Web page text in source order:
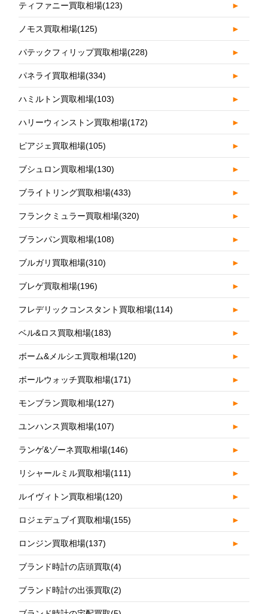
ティファニー買取相場(123) ►
ノモス買取相場(125) ►
パテックフィリップ買取相場(228) ►
パネライ買取相場(334) ►
ハミルトン買取相場(103) ►
ハリーウィンストン買取相場(172) ►
ピアジェ買取相場(105) ►
ブシュロン買取相場(130) ►
ブライトリング買取相場(433) ►
フランクミュラー買取相場(320) ►
ブランパン買取相場(108) ►
ブルガリ買取相場(310) ►
ブレゲ買取相場(196) ►
フレデリックコンスタント買取相場(114) ►
ベル&ロス買取相場(183) ►
ボーム&メルシエ買取相場(120) ►
ボールウォッチ買取相場(171) ►
モンブラン買取相場(127) ►
ユンハンス買取相場(107) ►
ランゲ&ゾーネ買取相場(146) ►
リシャールミル買取相場(111) ►
ルイヴィトン買取相場(120) ►
ロジェデュブイ買取相場(155) ►
ロンジン買取相場(137) ►
ブランド時計の店頭買取(4)
ブランド時計の出張買取(2)